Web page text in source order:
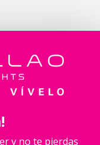
y no te pierdas